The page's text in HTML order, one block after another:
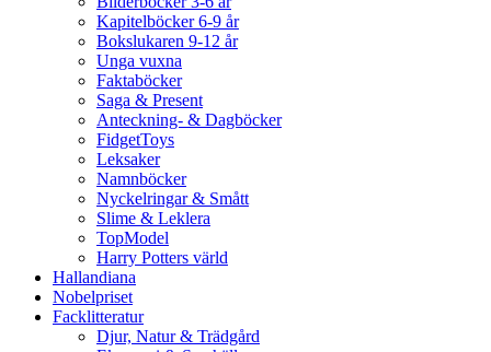
Kapitelböcker 6-9 år
Bokslukaren 9-12 år
Unga vuxna
Faktaböcker
Saga & Present
Anteckning- & Dagböcker
FidgetToys
Leksaker
Namnböcker
Nyckelringar & Smått
Slime & Leklera
TopModel
Harry Potters värld
Hallandiana
Nobelpriset
Facklitteratur
Djur, Natur & Trädgård